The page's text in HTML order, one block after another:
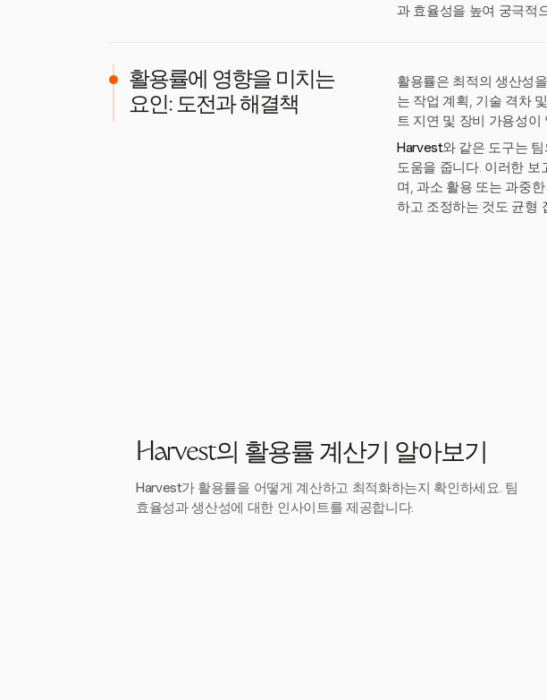
과 효율성을 높여 궁극적
활용률에 영향을 미치는
요인: 도전과 해결책
활용률은 최적의 생산성
는 작업 계획, 기술 격차
트 지연 및 장비 가용성
Harvest와 같은 도구는
도움을 줍니다. 이러한
며, 과소 활용 또는 과중
하고 조정하는 것도 균형
Harvest의 활용률 계산기 알아보기
Harvest가 활용률을 어떻게 계산하고 최적화하는지 확인하세요. 팀
효율성과 생산성에 대한 인사이트를 제공합니다.